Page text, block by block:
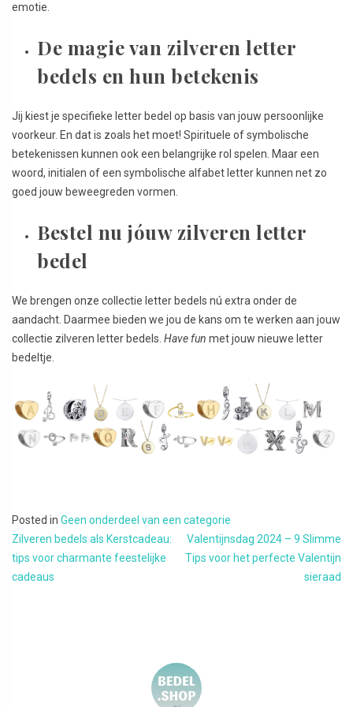
emotie.
De magie van zilveren letter
bedels en hun betekenis
Jij kiest je specifieke letter bedel op basis van jouw persoonlijke
voorkeur. En dat is zoals het moet! Spirituele of symbolische
betekenissen kunnen ook een belangrijke rol spelen. Maar een
woord, initialen of een symbolische alfabet letter kunnen net zo
goed jouw beweegreden vormen.
Bestel nu jóuw zilveren letter
bedel
We brengen onze collectie letter bedels nú extra onder de
aandacht. Daarmee bieden we jou de kans om te werken aan jouw
collectie zilveren letter bedels. Have fun met jouw nieuwe letter
bedeltje.
Posted in Geen onderdeel van een categorie
Bericht navigatie
Zilveren bedels als Kerstcadeau:
tips voor charmante feestelijke
cadeaus
Valentijnsdag 2024 – 9 Slimme
Tips voor het perfecte Valentijn
sieraad